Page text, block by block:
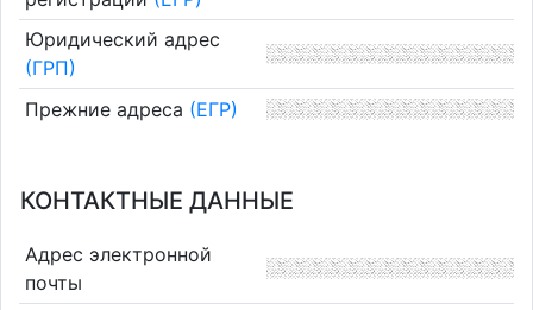
Юридический адрес
(ГРП)
Прежние адреса (ЕГР)
КОНТАКТНЫЕ ДАННЫЕ
Адрес электронной
почты